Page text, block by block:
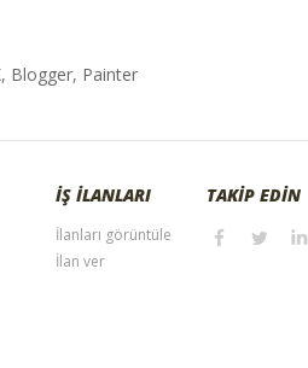
Blogger, Painter
İŞ İLANLARI
İlanları görüntüle
İlan ver
TAKİP EDİN